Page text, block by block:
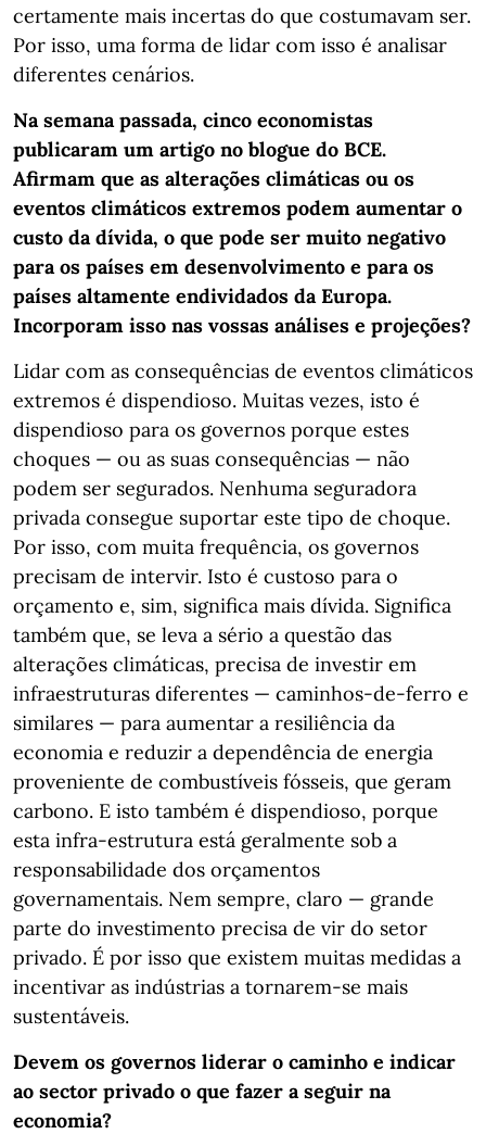
certamente mais incertas do que costumavam ser.
Por isso, uma forma de lidar com isso é analisar
diferentes cenários.
Na semana passada, cinco economistas
publicaram um artigo no blogue do BCE.
Afirmam que as alterações climáticas ou os
eventos climáticos extremos podem aumentar o
custo da dívida, o que pode ser muito negativo
para os países em desenvolvimento e para os
países altamente endividados da Europa.
Incorporam isso nas vossas análises e projeções?
Lidar com as consequências de eventos climáticos
extremos é dispendioso. Muitas vezes, isto é
dispendioso para os governos porque estes
choques — ou as suas consequências — não
podem ser segurados. Nenhuma seguradora
privada consegue suportar este tipo de choque.
Por isso, com muita frequência, os governos
precisam de intervir. Isto é custoso para o
orçamento e, sim, significa mais dívida. Significa
também que, se leva a sério a questão das
alterações climáticas, precisa de investir em
infraestruturas diferentes — caminhos-de-ferro e
similares — para aumentar a resiliência da
economia e reduzir a dependência de energia
proveniente de combustíveis fósseis, que geram
carbono. E isto também é dispendioso, porque
esta infra-estrutura está geralmente sob a
responsabilidade dos orçamentos
governamentais. Nem sempre, claro — grande
parte do investimento precisa de vir do setor
privado. É por isso que existem muitas medidas a
incentivar as indústrias a tornarem-se mais
sustentáveis.
Devem os governos liderar o caminho e indicar
ao sector privado o que fazer a seguir na
economia?